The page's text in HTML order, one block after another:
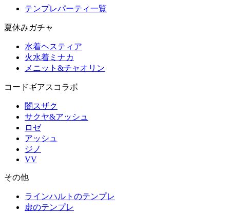
テンプレパーティ一覧
夏休みガチャ
水着ヘスティア
火水着ミナカ
メニット&チャオリン
コードギアスコラボ
闇スザク
サクヤ&アッシュ
ロゼ
アッシュ
ジノ
VV
その他
ラインハルトのテンプレ
虚のテンプレ